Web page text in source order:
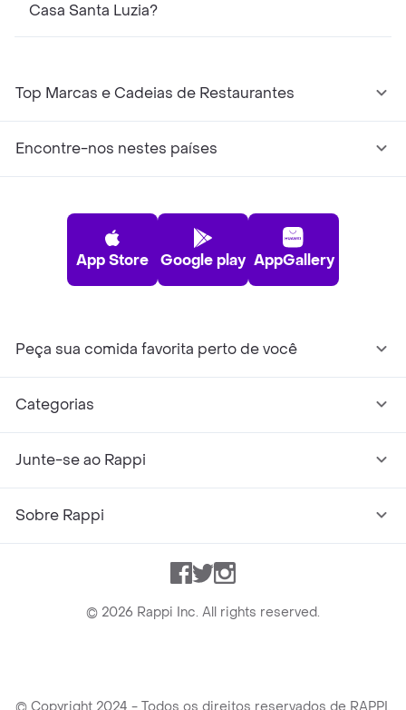
Casa Santa Luzia?
Top Marcas e Cadeias de Restaurantes
Encontre-nos nestes países
App Store Google play AppGallery
Peça sua comida favorita perto de você
Categorias
Junte-se ao Rappi
Sobre Rappi
Facebook
TwitterInstagram
© 2026 Rappi Inc. All rights reserved.